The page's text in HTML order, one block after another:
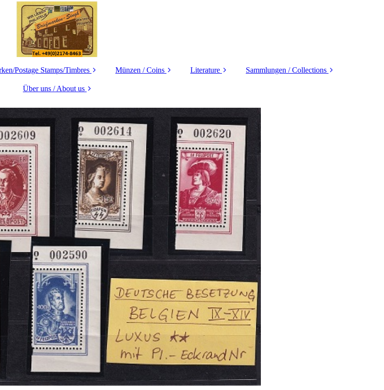
Postage Stamps/Timbres
/
Asia
Inde
/ Overseas
Thematics
Münzen / Coins
Europa
Übersee / Overseas
Literature
Literatur D_land
Literatur Asia
Literatur Europa
Übersee etc.
Sammlungen / Collections
Über uns / About us
Ihr Weg zu uns -
Datenschutz
Impressum